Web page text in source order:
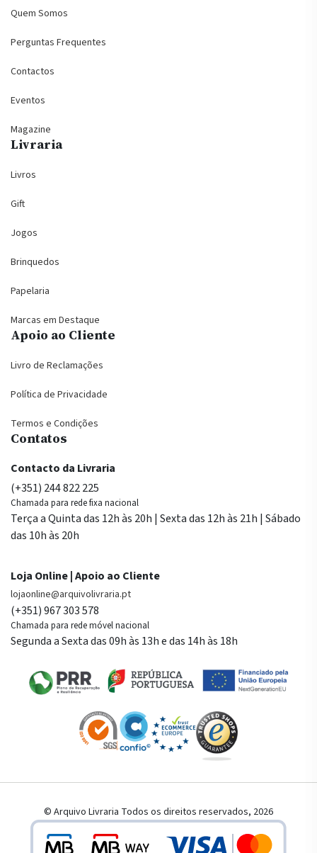
Quem Somos
Perguntas Frequentes
Contactos
Eventos
Magazine
Livraria
Livros
Gift
Jogos
Brinquedos
Papelaria
Marcas em Destaque
Apoio ao Cliente
Livro de Reclamações
Política de Privacidade
Termos e Condições
Contatos
Contacto da Livraria
(+351) 244 822 225
Chamada para rede fixa nacional
Terça a Quinta das 12h às 20h | Sexta das 12h às 21h | Sábado
das 10h às 20h
Loja Online | Apoio ao Cliente
lojaonline@arquivolivraria.pt
(+351) 967 303 578
Chamada para rede móvel nacional
Segunda a Sexta das 09h às 13h e das 14h às 18h
© Arquivo Livraria Todos os direitos reservados, 2026